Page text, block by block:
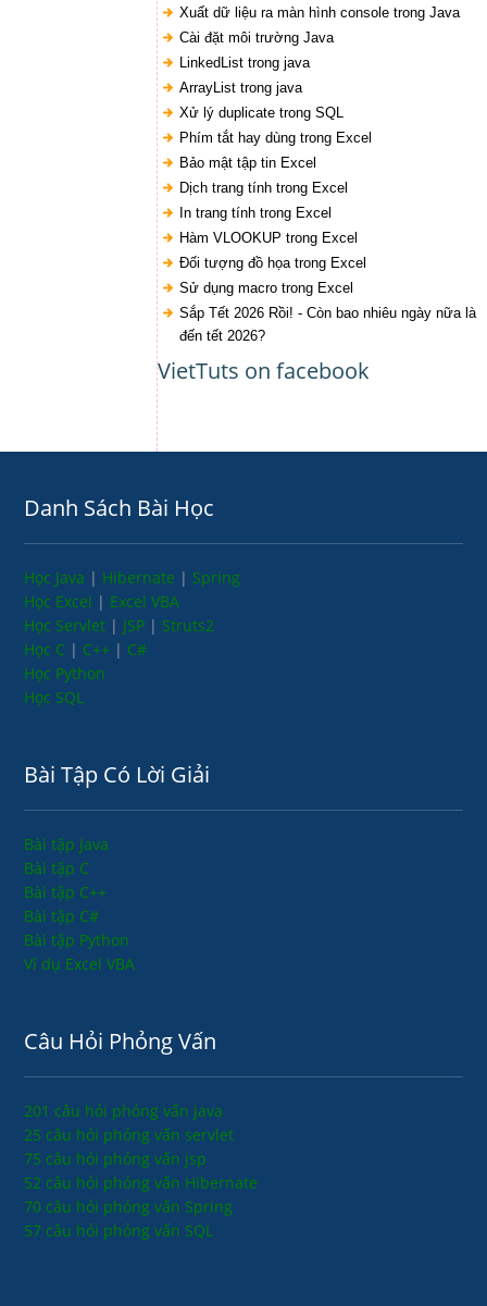
Xuất dữ liệu ra màn hình console trong Java
Cài đặt môi trường Java
LinkedList trong java
ArrayList trong java
Xử lý duplicate trong SQL
Phím tắt hay dùng trong Excel
Bảo mật tập tin Excel
Dịch trang tính trong Excel
In trang tính trong Excel
Hàm VLOOKUP trong Excel
Đối tượng đồ họa trong Excel
Sử dụng macro trong Excel
Sắp Tết 2026 Rồi! - Còn bao nhiêu ngày nữa là
đến tết 2026?
VietTuts on facebook
Danh Sách Bài Học
Học Java | Hibernate | Spring
Học Excel | Excel VBA
Học Servlet | JSP | Struts2
Học C | C++ | C#
Học Python
Học SQL
Bài Tập Có Lời Giải
Bài tập Java
Bài tập C
Bài tập C++
Bài tập C#
Bài tập Python
Ví dụ Excel VBA
Câu Hỏi Phỏng Vấn
201 câu hỏi phỏng vấn java
25 câu hỏi phỏng vấn servlet
75 câu hỏi phỏng vấn jsp
52 câu hỏi phỏng vấn Hibernate
70 câu hỏi phỏng vấn Spring
57 câu hỏi phỏng vấn SQL